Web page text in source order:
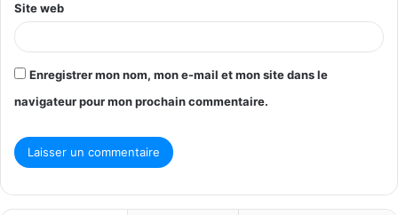
Site web
Enregistrer mon nom, mon e-mail et mon site dans le
navigateur pour mon prochain commentaire.